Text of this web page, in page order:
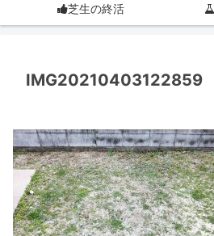
芝生の終活
IMG20210403122859